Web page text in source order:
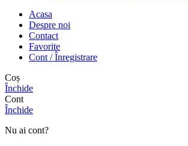
Acasa
Despre noi
Contact
Favorite
Cont / Înregistrare
Coș
Închide
Cont
Închide
Nu ai cont?